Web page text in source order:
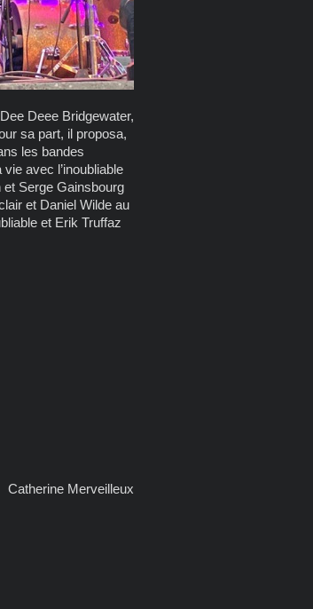
Deee Bridgewater,
sa part, il proposa,
les bandes
avec l’inoubliable
Serge Gainsbourg
et Daniel Wilde au
et Erik Truffaz
Catherine Merveilleux